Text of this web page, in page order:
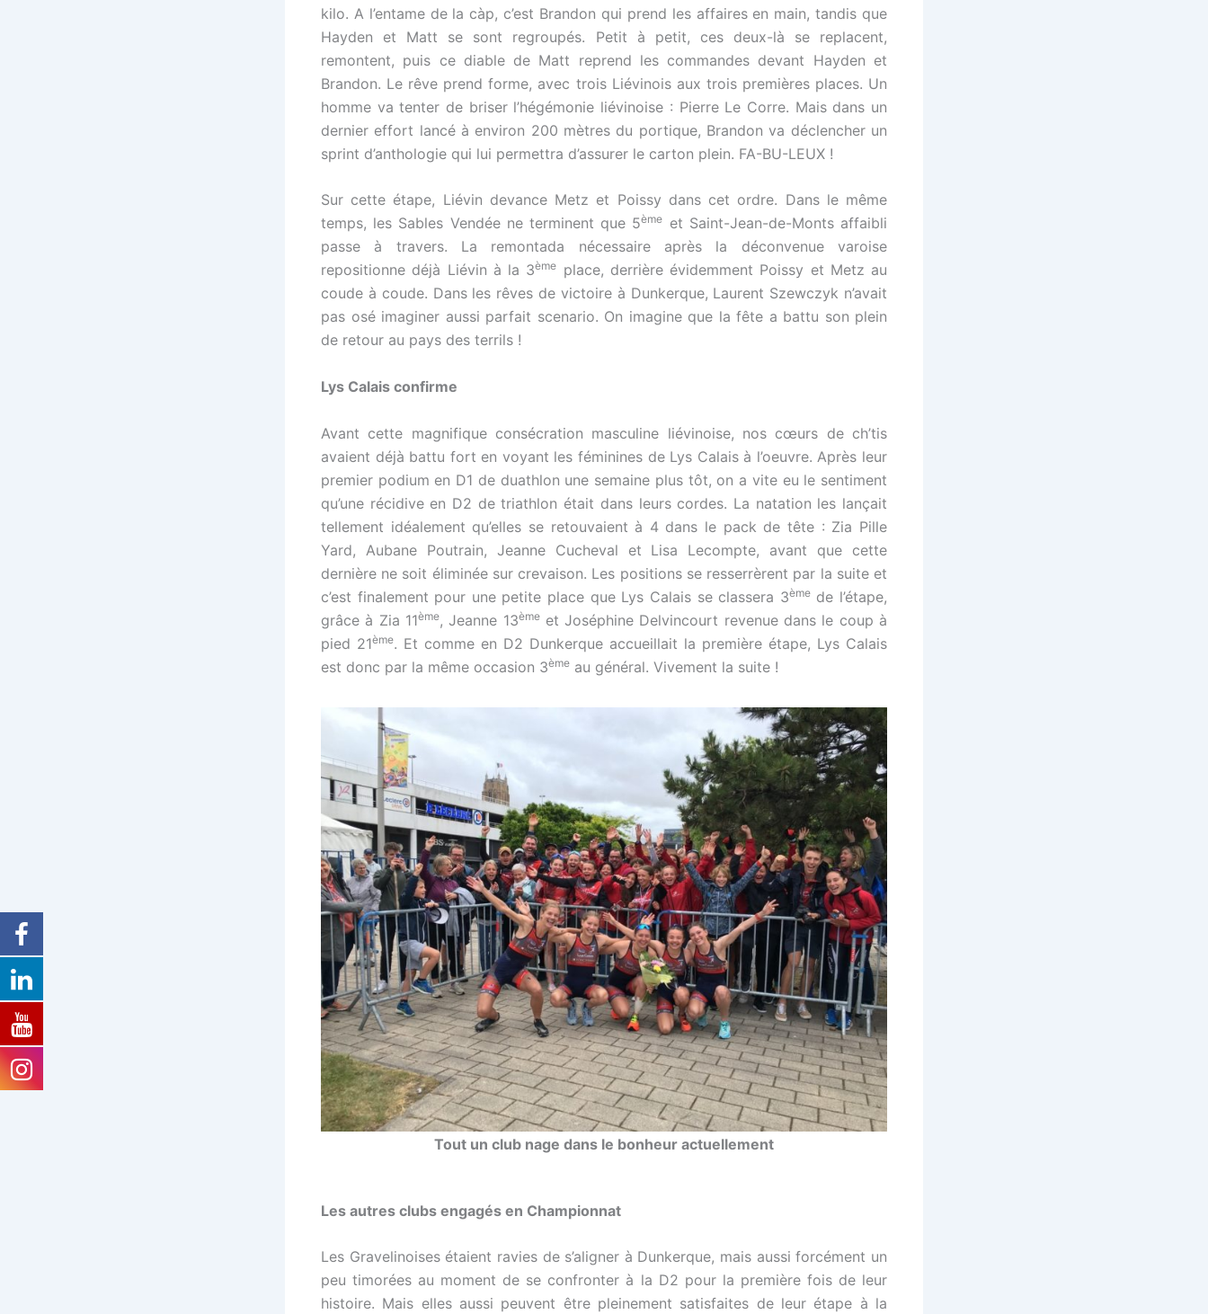
kilo. A l’entame de la càp, c’est Brandon qui prend les affaires en main, tandis que
Hayden et Matt se sont regroupés. Petit à petit, ces deux-là se replacent,
remontent, puis ce diable de Matt reprend les commandes devant Hayden et
Brandon. Le rêve prend forme, avec trois Liévinois aux trois premières places. Un
homme va tenter de briser l’hégémonie liévinoise : Pierre Le Corre. Mais dans un
dernier effort lancé à environ 200 mètres du portique, Brandon va déclencher un
sprint d’anthologie qui lui permettra d’assurer le carton plein. FA-BU-LEUX !
Sur cette étape, Liévin devance Metz et Poissy dans cet ordre. Dans le même
temps, les Sables Vendée ne terminent que 5ème et Saint-Jean-de-Monts affaibli
passe à travers. La remontada nécessaire après la déconvenue varoise
repositionne déjà Liévin à la 3ème place, derrière évidemment Poissy et Metz au
coude à coude. Dans les rêves de victoire à Dunkerque, Laurent Szewczyk n’avait
pas osé imaginer aussi parfait scenario. On imagine que la fête a battu son plein
de retour au pays des terrils !
Lys Calais confirme
Avant cette magnifique consécration masculine liévinoise, nos cœurs de ch’tis
avaient déjà battu fort en voyant les féminines de Lys Calais à l’oeuvre. Après leur
premier podium en D1 de duathlon une semaine plus tôt, on a vite eu le sentiment
qu’une récidive en D2 de triathlon était dans leurs cordes. La natation les lançait
tellement idéalement qu’elles se retouvaient à 4 dans le pack de tête : Zia Pille
Yard, Aubane Poutrain, Jeanne Cucheval et Lisa Lecompte, avant que cette
dernière ne soit éliminée sur crevaison. Les positions se resserrèrent par la suite et
c’est finalement pour une petite place que Lys Calais se classera 3èmede l’étape,
grâce à Zia 11ème, Jeanne 13èmeet Joséphine Delvincourt revenue dans le coup à
pied 21ème. Et comme en D2 Dunkerque accueillait la première étape, Lys Calais
est donc par la même occasion 3ème au général. Vivement la suite !
Tout un club nage dans le bonheur actuellement
Les autres clubs engagés en Championnat
Les Gravelinoises étaient ravies de s’aligner à Dunkerque, mais aussi forcément un
peu timorées au moment de se confronter à la D2 pour la première fois de leur
histoire. Mais elles aussi peuvent être pleinement satisfaites de leur étape à la